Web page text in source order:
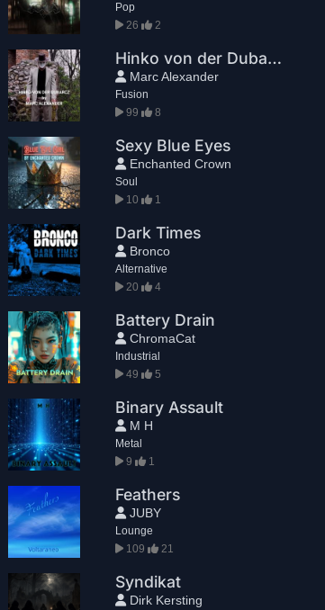
Pop
26
2
Hinko von der Dubarcz
Marc Alexander
Fusion
99
8
Sexy Blue Eyes
Enchanted Crown
Soul
10
1
Dark Times
Bronco
Alternative
20
4
Battery Drain
ChromaCat
Industrial
49
5
Binary Assault
M H
Metal
9
1
Feathers
JUBY
Lounge
109
21
Syndikat
Dirk Kersting